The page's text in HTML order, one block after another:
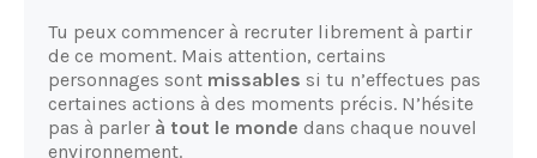
Tu peux commencer à recruter librement à partir
de ce moment. Mais attention, certains
personnages sont missables si tu n’effectues pas
certaines actions à des moments précis. N’hésite
pas à parler à tout le monde dans chaque nouvel
environnement.